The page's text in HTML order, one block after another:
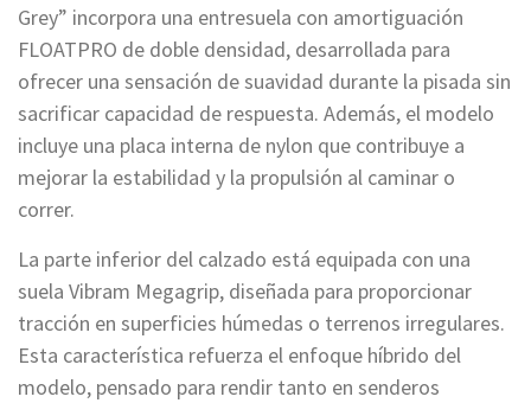
Grey” incorpora una entresuela con amortiguación
FLOATPRO de doble densidad, desarrollada para
ofrecer una sensación de suavidad durante la pisada sin
sacrificar capacidad de respuesta. Además, el modelo
incluye una placa interna de nylon que contribuye a
mejorar la estabilidad y la propulsión al caminar o
correr.
La parte inferior del calzado está equipada con una
suela Vibram Megagrip, diseñada para proporcionar
tracción en superficies húmedas o terrenos irregulares.
Esta característica refuerza el enfoque híbrido del
modelo, pensado para rendir tanto en senderos